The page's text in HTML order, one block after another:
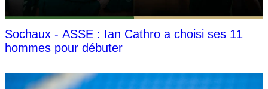
Sochaux - ASSE : Ian Cathro a choisi ses 11
hommes pour débuter